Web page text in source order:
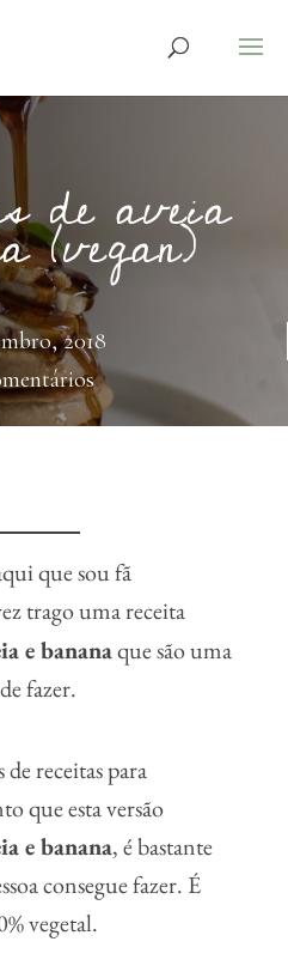
de aveia
(vegan)
2018
que sou fã
trago uma receita
e bananaque são uma
fazer.
de receitas para
que esta versão
e banana, é bastante
consegue fazer. É
vegetal.